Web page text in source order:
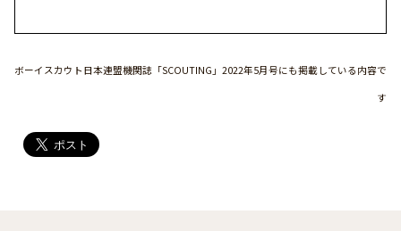
ボーイスカウト日本連盟機関誌「SCOUTING」2022年5月号にも掲載している内容で
す